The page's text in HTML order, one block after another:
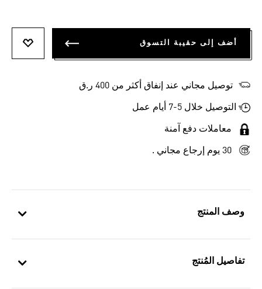
وصف المنتج
تفاصيل المُنتج
أضف إلى حقيبة التسوق
توصيل مجاني عند إنفاق أكثر من 400 ر.ق
التوصيل خلال 5-7 أيام عمل
معاملات دفع آمنة